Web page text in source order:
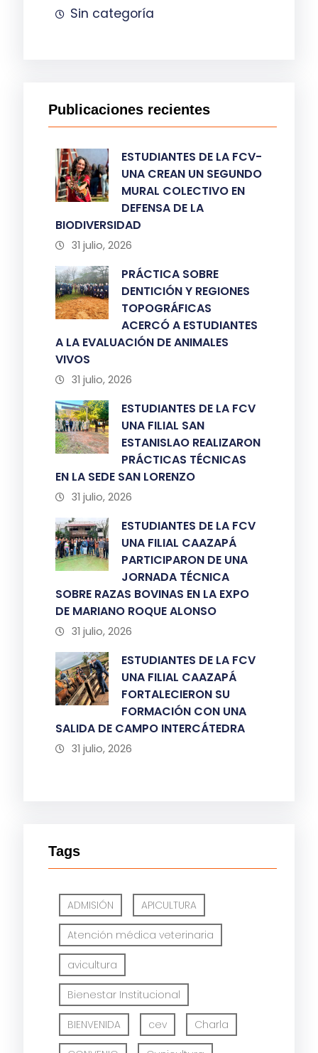
Sin categoría
Publicaciones recientes
ESTUDIANTES DE LA FCV-
UNA CREAN UN SEGUNDO
MURAL COLECTIVO EN
DEFENSA DE LA
BIODIVERSIDAD
31 julio, 2026
PRÁCTICA SOBRE
DENTICIÓN Y REGIONES
TOPOGRÁFICAS
ACERCÓ A ESTUDIANTES
A LA EVALUACIÓN DE ANIMALES
VIVOS
31 julio, 2026
ESTUDIANTES DE LA FCV
UNA FILIAL SAN
ESTANISLAO REALIZARON
PRÁCTICAS TÉCNICAS
EN LA SEDE SAN LORENZO
31 julio, 2026
ESTUDIANTES DE LA FCV
UNA FILIAL CAAZAPÁ
PARTICIPARON DE UNA
JORNADA TÉCNICA
SOBRE RAZAS BOVINAS EN LA EXPO
DE MARIANO ROQUE ALONSO
31 julio, 2026
ESTUDIANTES DE LA FCV
UNA FILIAL CAAZAPÁ
FORTALECIERON SU
FORMACIÓN CON UNA
SALIDA DE CAMPO INTERCÁTEDRA
31 julio, 2026
Tags
ADMISIÓN APICULTURA
Atención médica veterinaria
avicultura
Bienestar Institucional
BIENVENIDA cev Charla